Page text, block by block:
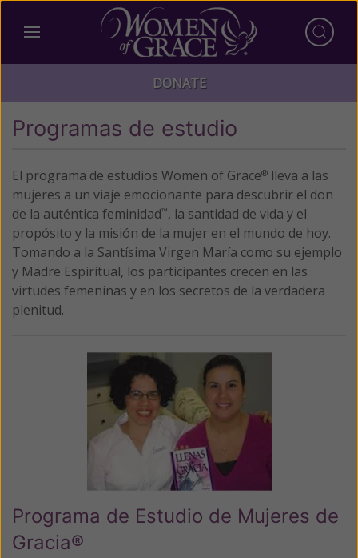
DONATE
Programas de estudio
El programa de estudios Women of Grace® lleva a las
mujeres a un viaje emocionante para descubrir el don
de la auténtica feminidad™, la santidad de vida y el
propósito y la misión de la mujer en el mundo de hoy.
Tomando a la Santísima Virgen María como su ejemplo
y Madre Espiritual, los participantes crecen en las
virtudes femeninas y en los secretos de la verdadera
plenitud.
Programa de Estudio de Mujeres de
Gracia®